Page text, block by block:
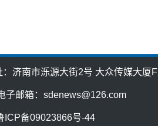
济南市泺源大街2号 大众传媒大厦
邮箱：sdenews@126.com
ICP备09023866号-44